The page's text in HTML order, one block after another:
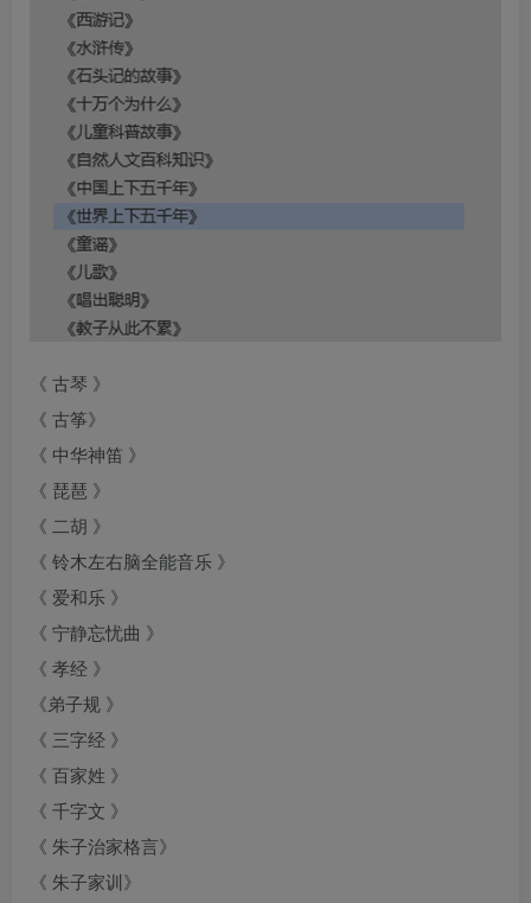
《 古琴 》
《 古筝》
《 中华神笛 》
《 琵琶 》
《 二胡 》
《 铃木左右脑全能音乐 》
《 爱和乐 》
《 宁静忘忧曲 》
《 孝经 》
《弟子规 》
《 三字经 》
《 百家姓 》
《 千字文 》
《 朱子治家格言》
《 朱子家训》